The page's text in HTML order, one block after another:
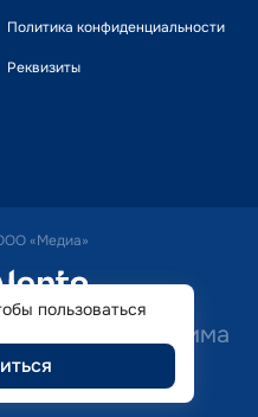
Политика конфиденциальности
Реквизиты
«Медиа»
Необходима
пользоваться